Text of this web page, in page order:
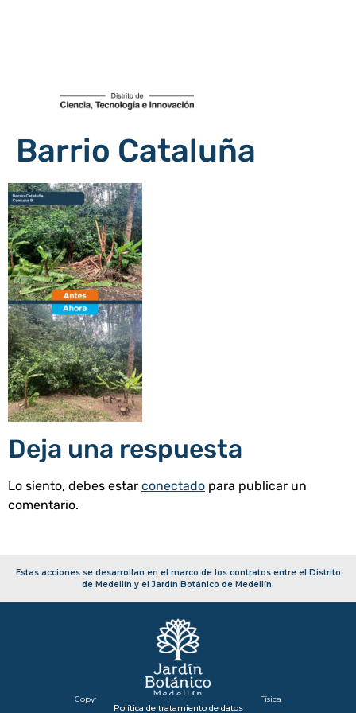
Barrio Cataluña
Deja una respuesta
Lo siento, debes estar conectado
comentario.
Copyright 2026 – Secretaría de Infraestructura Física
Política de tratamiento de datos